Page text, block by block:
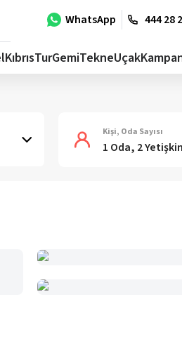
WhatsApp 444 28
KıbrısTurGemiTekneUçak
Kişi, Oda Sayısı
1 Oda, 2 Yetişkin